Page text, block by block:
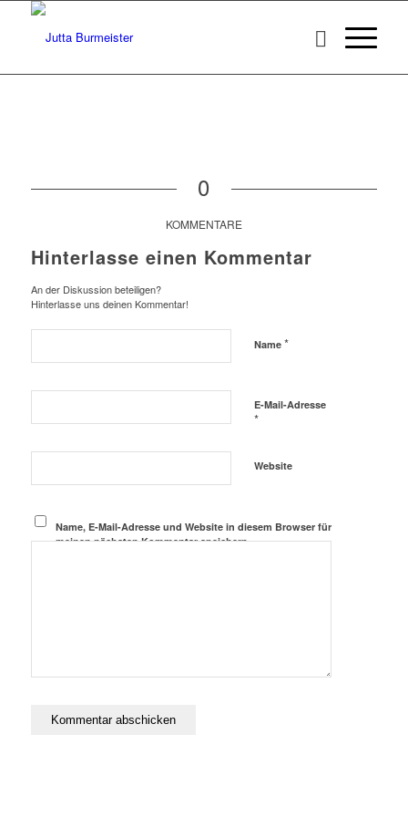
0
KOMMENTARE
Hinterlasse einen Kommentar
An der Diskussion beteiligen?
Hinterlasse uns deinen Kommentar!
Name *
E-Mail-Adresse
*
Website
Name, E-Mail-Adresse und Website in diesem Browser für
meinen nächsten Kommentar speichern.